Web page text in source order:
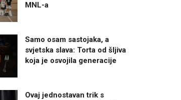
MNL-a
Samo osam sastojaka, a
svjetska slava: Torta od šljiva
koja je osvojila generacije
Ovaj jednostavan trik s